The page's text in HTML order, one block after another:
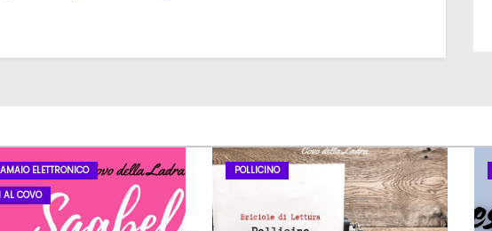
ELETTRONICO
AL COVO
POLLICINO